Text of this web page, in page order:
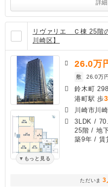
詳
リヴァリエ Ｃ棟 25階
川崎区】
もっと見る
26.0万
敷
26.0万
鈴木町
港町駅 歩
川崎市川
3LDK /
25階 / 地
築9年 / 賃
ただいま 3